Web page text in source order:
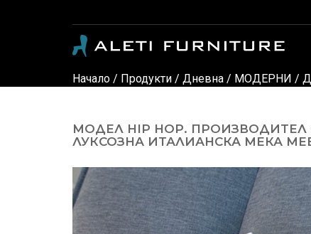
Начало / Продукти / Дневна / МОДЕРНИ /
МОДЕЛ HIP HOP.
ЛУКСОЗНА ИТАЛИАНСКА МЕКА